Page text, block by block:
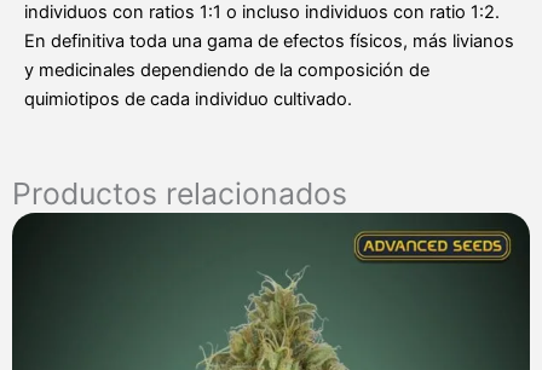
individuos con ratios 1:1 o incluso individuos con ratio 1:2.
En definitiva toda una gama de efectos físicos, más livianos
y medicinales dependiendo de la composición de
quimiotipos de cada individuo cultivado.
Productos relacionados
de
precios:
285,00 €